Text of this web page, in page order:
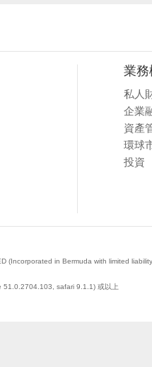
業務
私人
企業
資產
環球
投資
(Incorporated in Bermuda with limited
51.0.2704.103, safari 9.1.1) 或以上